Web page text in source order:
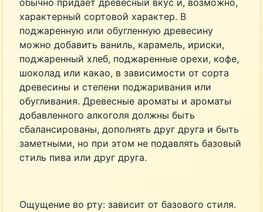
обычно придает древесный вкус и, возможно,
характерный сортовой характер. В
поджаренную или обугленную древесину
можно добавить ваниль, карамель, ириски,
поджаренный хлеб, поджаренные орехи, кофе,
шоколад или какао, в зависимости от сорта
древесины и степени поджаривания или
обугливания. Древесные ароматы и ароматы
добавленного алкоголя должны быть
сбалансированы, дополнять друг друга и быть
заметными, но при этом не подавлять базовый
стиль пива или друг друга.
Ощущение во рту: зависит от базового стиля.